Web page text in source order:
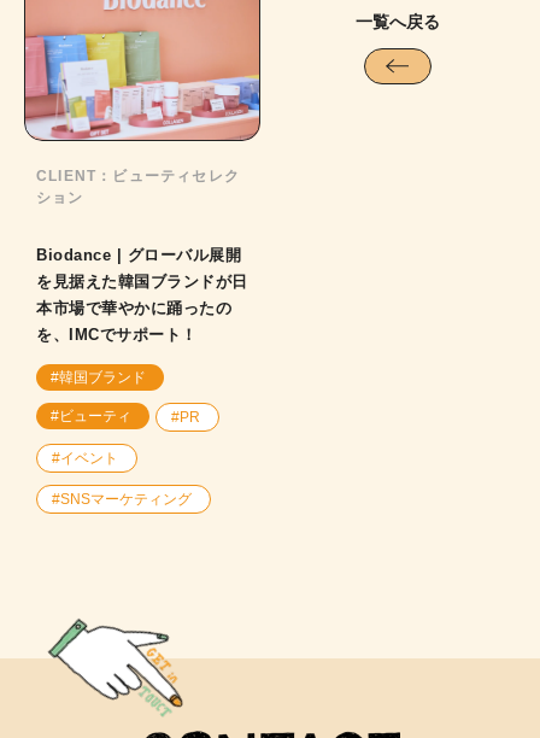
CLIENT： ビューティセレク
ション
Biodance | グローバル展開
を見据えた韓国ブランドが日
本市場で華やかに踊ったの
を、IMCでサポート！
#韓国ブランド
#ビューティ #PR
#イベント
#SNSマーケティング
一覧へ戻る